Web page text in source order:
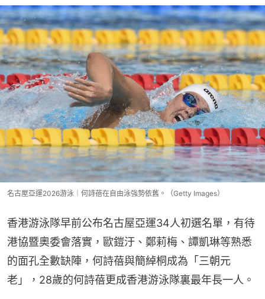
名古屋亞運2026游泳｜何詩蓓在自由泳強勢依舊。（Getty Images）
香港游泳隊早前公布名古屋亞運34人初選名單，有待
港協暨奧委會落實，歐鎧汙、鄭莉梅、譚凱琳等熟悉
的面孔全數缺陣，何詩蓓與簡綽桐成為「三朝元
老」，28歲的何詩蓓更成香港游泳隊裏最年長一人。